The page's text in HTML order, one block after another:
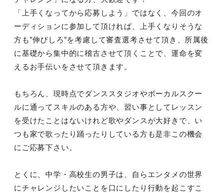
「上手くなってから応募しよう」ではなく、今回のオ
ーディションに参加して頂ければ、上手くなりそうな
方も”伸びしろ”を考慮して審査選考させて頂き、所属後
に基礎から集中的に稽古させて頂くことで、運命を変
えるお手伝いをさせて頂きます。
もちろん、現時点でダンススタジオやボーカルスクー
ルに通ってスキルのある方や、習い事としてレッスン
を受けたことはないけれど歌やダンスが大好きで、い
つも家で歌ったり踊ったりしている方も是非この機会
にご応募下さい。
とくに、中学・高校生の男子は、自らエンタメの世界
にチャレンジしたいことを口にしたり行動を起こすこ